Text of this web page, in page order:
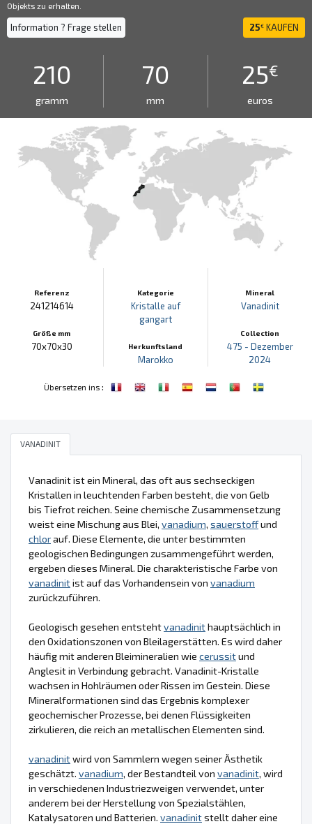
Objekts zu erhalten.
Information ? Frage stellen 25€ KAUFEN
210
gramm
70
mm
25€
euros
Referenz
241214614
Größe mm
70x70x30
Kategorie
Kristalle auf
gangart
Herkunftsland
Marokko
Mineral
Vanadinit
Collection
475 - Dezember
2024
Übersetzen ins:
VANADINIT
Vanadinit ist ein Mineral, das oft aus sechseckigen
Kristallen in leuchtenden Farben besteht, die von Gelb
bis Tiefrot reichen. Seine chemische Zusammensetzung
weist eine Mischung aus Blei, vanadium, sauerstoffund
chlorauf. Diese Elemente, die unter bestimmten
geologischen Bedingungen zusammengeführt werden,
ergeben dieses Mineral. Die charakteristische Farbe von
vanadinitist auf das Vorhandensein von vanadium
zurückzuführen.
Geologisch gesehen entstehtvanadinithauptsächlich in
den Oxidationszonen von Bleilagerstätten. Es wird daher
häufig mit anderen Bleimineralien wie cerussitund
Anglesit in Verbindung gebracht. Vanadinit-Kristalle
wachsen in Hohlräumen oder Rissen im Gestein. Diese
Mineralformationen sind das Ergebnis komplexer
geochemischer Prozesse, bei denen Flüssigkeiten
zirkulieren, die reich an metallischen Elementen sind.
vanadinitwird von Sammlern wegen seiner Ästhetik
geschätzt. vanadium, der Bestandteil von vanadinit, wird
in verschiedenen Industriezweigen verwendet, unter
anderem bei der Herstellung von Spezialstählen,
Katalysatoren und Batterien. vanadinitstellt daher eine